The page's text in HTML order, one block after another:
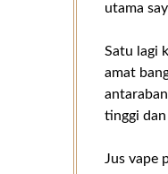
utama
Satu lagi
amat
tinggi
Jus vape